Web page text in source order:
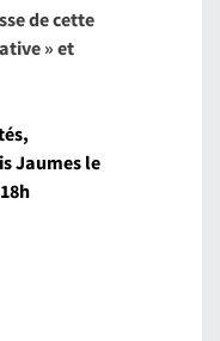
de cette
» et
Jaumes le